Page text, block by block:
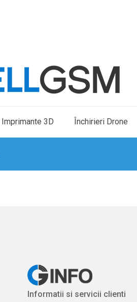
Imprimante 3D Închirieri Drone
Informatii si servicii clienti